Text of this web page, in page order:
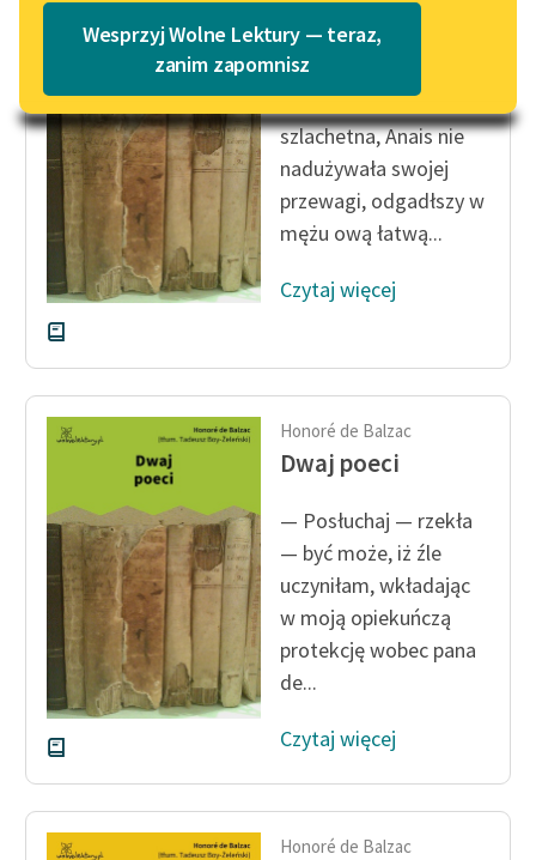
Lektury szkolne i klasyka
literatury do słuchania dla
uczennic i uczniów z
niepełnosprawnościami
E-kolekcja lektur
szkolnych i literatury do
słuchania dla uczennic i
uczniów z
niepełnosprawnościami
Feministyczne inspiracje.
skandynawskiej literatury
feministycznej
Ręce pełne poezji
Kolekcje edukacyjne
twórców przechodzących
do domeny publicznej,
lektur szkolnych oraz
Starego Testamentu
Odkurzamy bohaterów
Szkoła Poezji Wolnych
Lektur
Katalog w formacie PDF
O nas
Wesprzyj Wolne Lektury — teraz,
zanim zapomnisz
Dwaj poeci
Jako osoba rozumna i
szlachetna, Anais nie
nadużywała swojej
przewagi, odgadłszy w
mężu ową łatwą...
Czytaj więcej
Honoré de Balzac
Dwaj poeci
— Posłuchaj — rzekła
— być może, iż źle
uczyniłam, wkładając
w moją opiekuńczą
protekcję wobec pana
de...
Czytaj więcej
Honoré de Balzac